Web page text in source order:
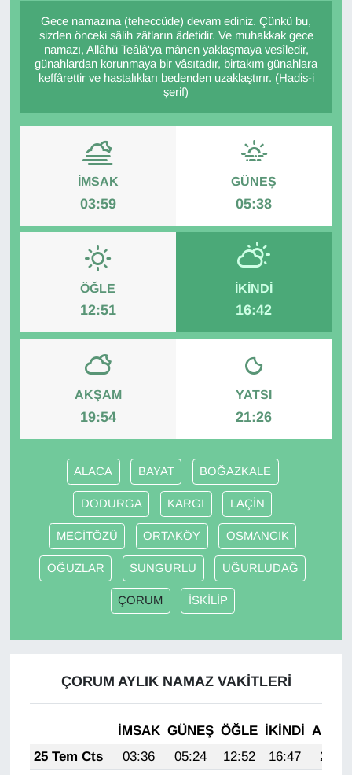
Gece namazına (teheccüde) devam ediniz. Çünkü bu,
sizden önceki sâlih zâtların âdetidir. Ve muhakkak gece
namazı, Allâhü Teâlâ'ya mânen yaklaşmaya vesîledir,
günahlardan korunmaya bir vâsıtadır, birtakım günahlara
keffârettir ve hastalıkları bedenden uzaklaştırır. (Hadis-i
şerif)
İMSAK
03:59
GÜNEŞ
05:38
ÖĞLE
12:51
İKINDI
16:42
AKŞAM
19:54
YATSI
21:26
ALACA BAYAT BOĞAZKALE
DODURGA KARGI LAÇİN
MECİTÖZÜ ORTAKÖY OSMANCIK
OĞUZLAR SUNGURLU UĞURLUDAĞ
ÇORUM İSKİLİP
ÇORUM AYLIK NAMAZ VAKITLERI
İMSAK GÜNEŞ ÖĞLE İKINDI
25 Tem Cts
03:36 05:24 12:52 16:47
20:10
Diğer
DÜNYA
EKONOMİ
Eleman
Emlak
En çok konuşulanlar
GENEL
Gündem
HABERDE İNSAN
İngilizce
Kadın
Kamu Alımları
MAGAZİN